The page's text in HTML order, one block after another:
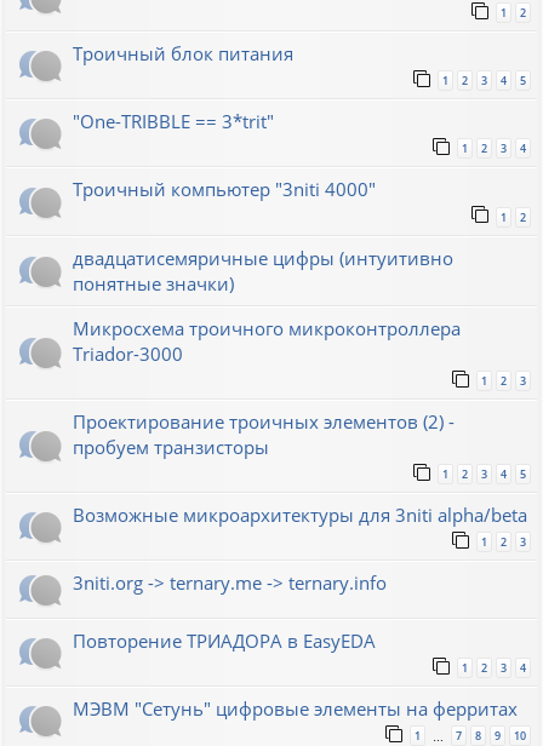
1 2
Троичный блок питания
1 2 3 4 5
"One-TRIBBLE == 3*trit"
1 2 3 4
Троичный компьютер "3niti 4000"
1 2
двадцатисемяричные цифры (интуитивно
понятные значки)
Микросхема троичного микроконтроллера
Triador-3000
1 2 3
Проектирование троичных элементов (2) -
пробуем транзисторы
1 2 3 4 5
Возможные микроархитектуры для 3niti alpha/beta
1 2 3
3niti.org -> ternary.me -> ternary.info
Повторение ТРИАДОРА в EasyEDA
1 2 3 4
МЭВМ "Сетунь" цифровые элементы на ферритах
1 … 7 8 9 10